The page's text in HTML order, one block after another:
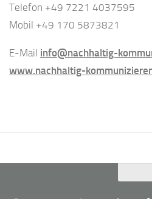
Telefon +49 7221 4037595
Mobil +49 170 5873821
E-Mail info@nachhaltig-
www.nachhaltig-